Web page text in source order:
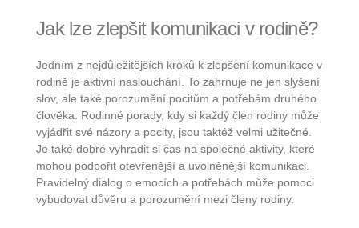
Jak lze zlepšit komunikaci v rodině?
Jedním z nejdůležitějších kroků k zlepšení komunikace v
rodině je aktivní naslouchání. To zahrnuje ne jen slyšení
slov, ale také porozumění pocitům a potřebám druhého
člověka. Rodinné porady, kdy si každý člen rodiny může
vyjádřit své názory a pocity, jsou taktéž velmi užitečné.
Je také dobré vyhradit si čas na společné aktivity, které
mohou podpořit otevřenější a uvolněnější komunikaci.
Pravidelný dialog o emocích a potřebách může pomoci
vybudovat důvěru a porozumění mezi členy rodiny.